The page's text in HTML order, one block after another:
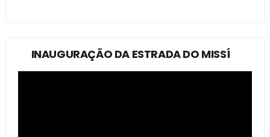
INAUGURAÇÃO DA ESTRADA DO MISSÍ